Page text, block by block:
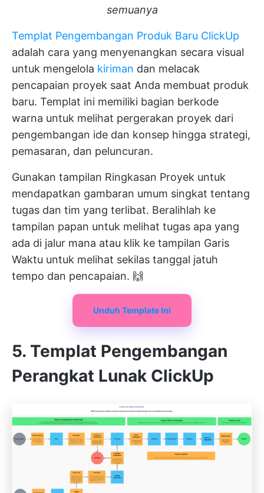
semuanya
Templat Pengembangan Produk Baru ClickUp
adalah cara yang menyenangkan secara visual
untuk mengelola kiriman dan melacak
pencapaian proyek saat Anda membuat produk
baru. Templat ini memiliki bagian berkode
warna untuk melihat pergerakan proyek dari
pengembangan ide dan konsep hingga strategi,
pemasaran, dan peluncuran.
Gunakan tampilan Ringkasan Proyek untuk
mendapatkan gambaran umum singkat tentang
tugas dan tim yang terlibat. Beralihlah ke
tampilan papan untuk melihat tugas apa yang
ada di jalur mana atau klik ke tampilan Garis
Waktu untuk melihat sekilas tanggal jatuh
tempo dan pencapaian. 🙌
Unduh Template Ini
5. Templat Pengembangan
Perangkat Lunak ClickUp